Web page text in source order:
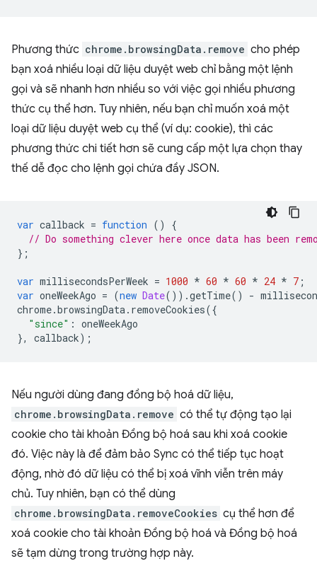
Phương thức chrome.browsingData.remove cho phép
bạn xoá nhiều loại dữ liệu duyệt web chỉ bằng một lệnh
gọi và sẽ nhanh hơn nhiều so với việc gọi nhiều phương
thức cụ thể hơn. Tuy nhiên, nếu bạn chỉ muốn xoá một
loại dữ liệu duyệt web cụ thể (ví dụ: cookie), thì các
phương thức chi tiết hơn sẽ cung cấp một lựa chọn thay
thế dễ đọc cho lệnh gọi chứa đầy JSON.
var callback = function ()
{
// Do something clever here once data has been
};
var millisecondsPerWeek = 1000 * 60 * 60 * 24 * 7 ;
var oneWeekAgo = (new Date()).getTime() -
chrome.browsingData. removeCookies({
"since" : oneWeekAgo
},
callback);
Nếu người dùng đang đồng bộ hoá dữ liệu,
chrome.browsingData.remove có thể tự động tạo lại
cookie cho tài khoản Đồng bộ hoá sau khi xoá cookie
đó. Việc này là để đảm bảo Sync có thể tiếp tục hoạt
động, nhờ đó dữ liệu có thể bị xoá vĩnh viễn trên máy
chủ. Tuy nhiên, bạn có thể dùng
chrome.browsingData.removeCookies cụ thể hơn để
xoá cookie cho tài khoản Đồng bộ hoá và Đồng bộ hoá
sẽ tạm dừng trong trường hợp này.